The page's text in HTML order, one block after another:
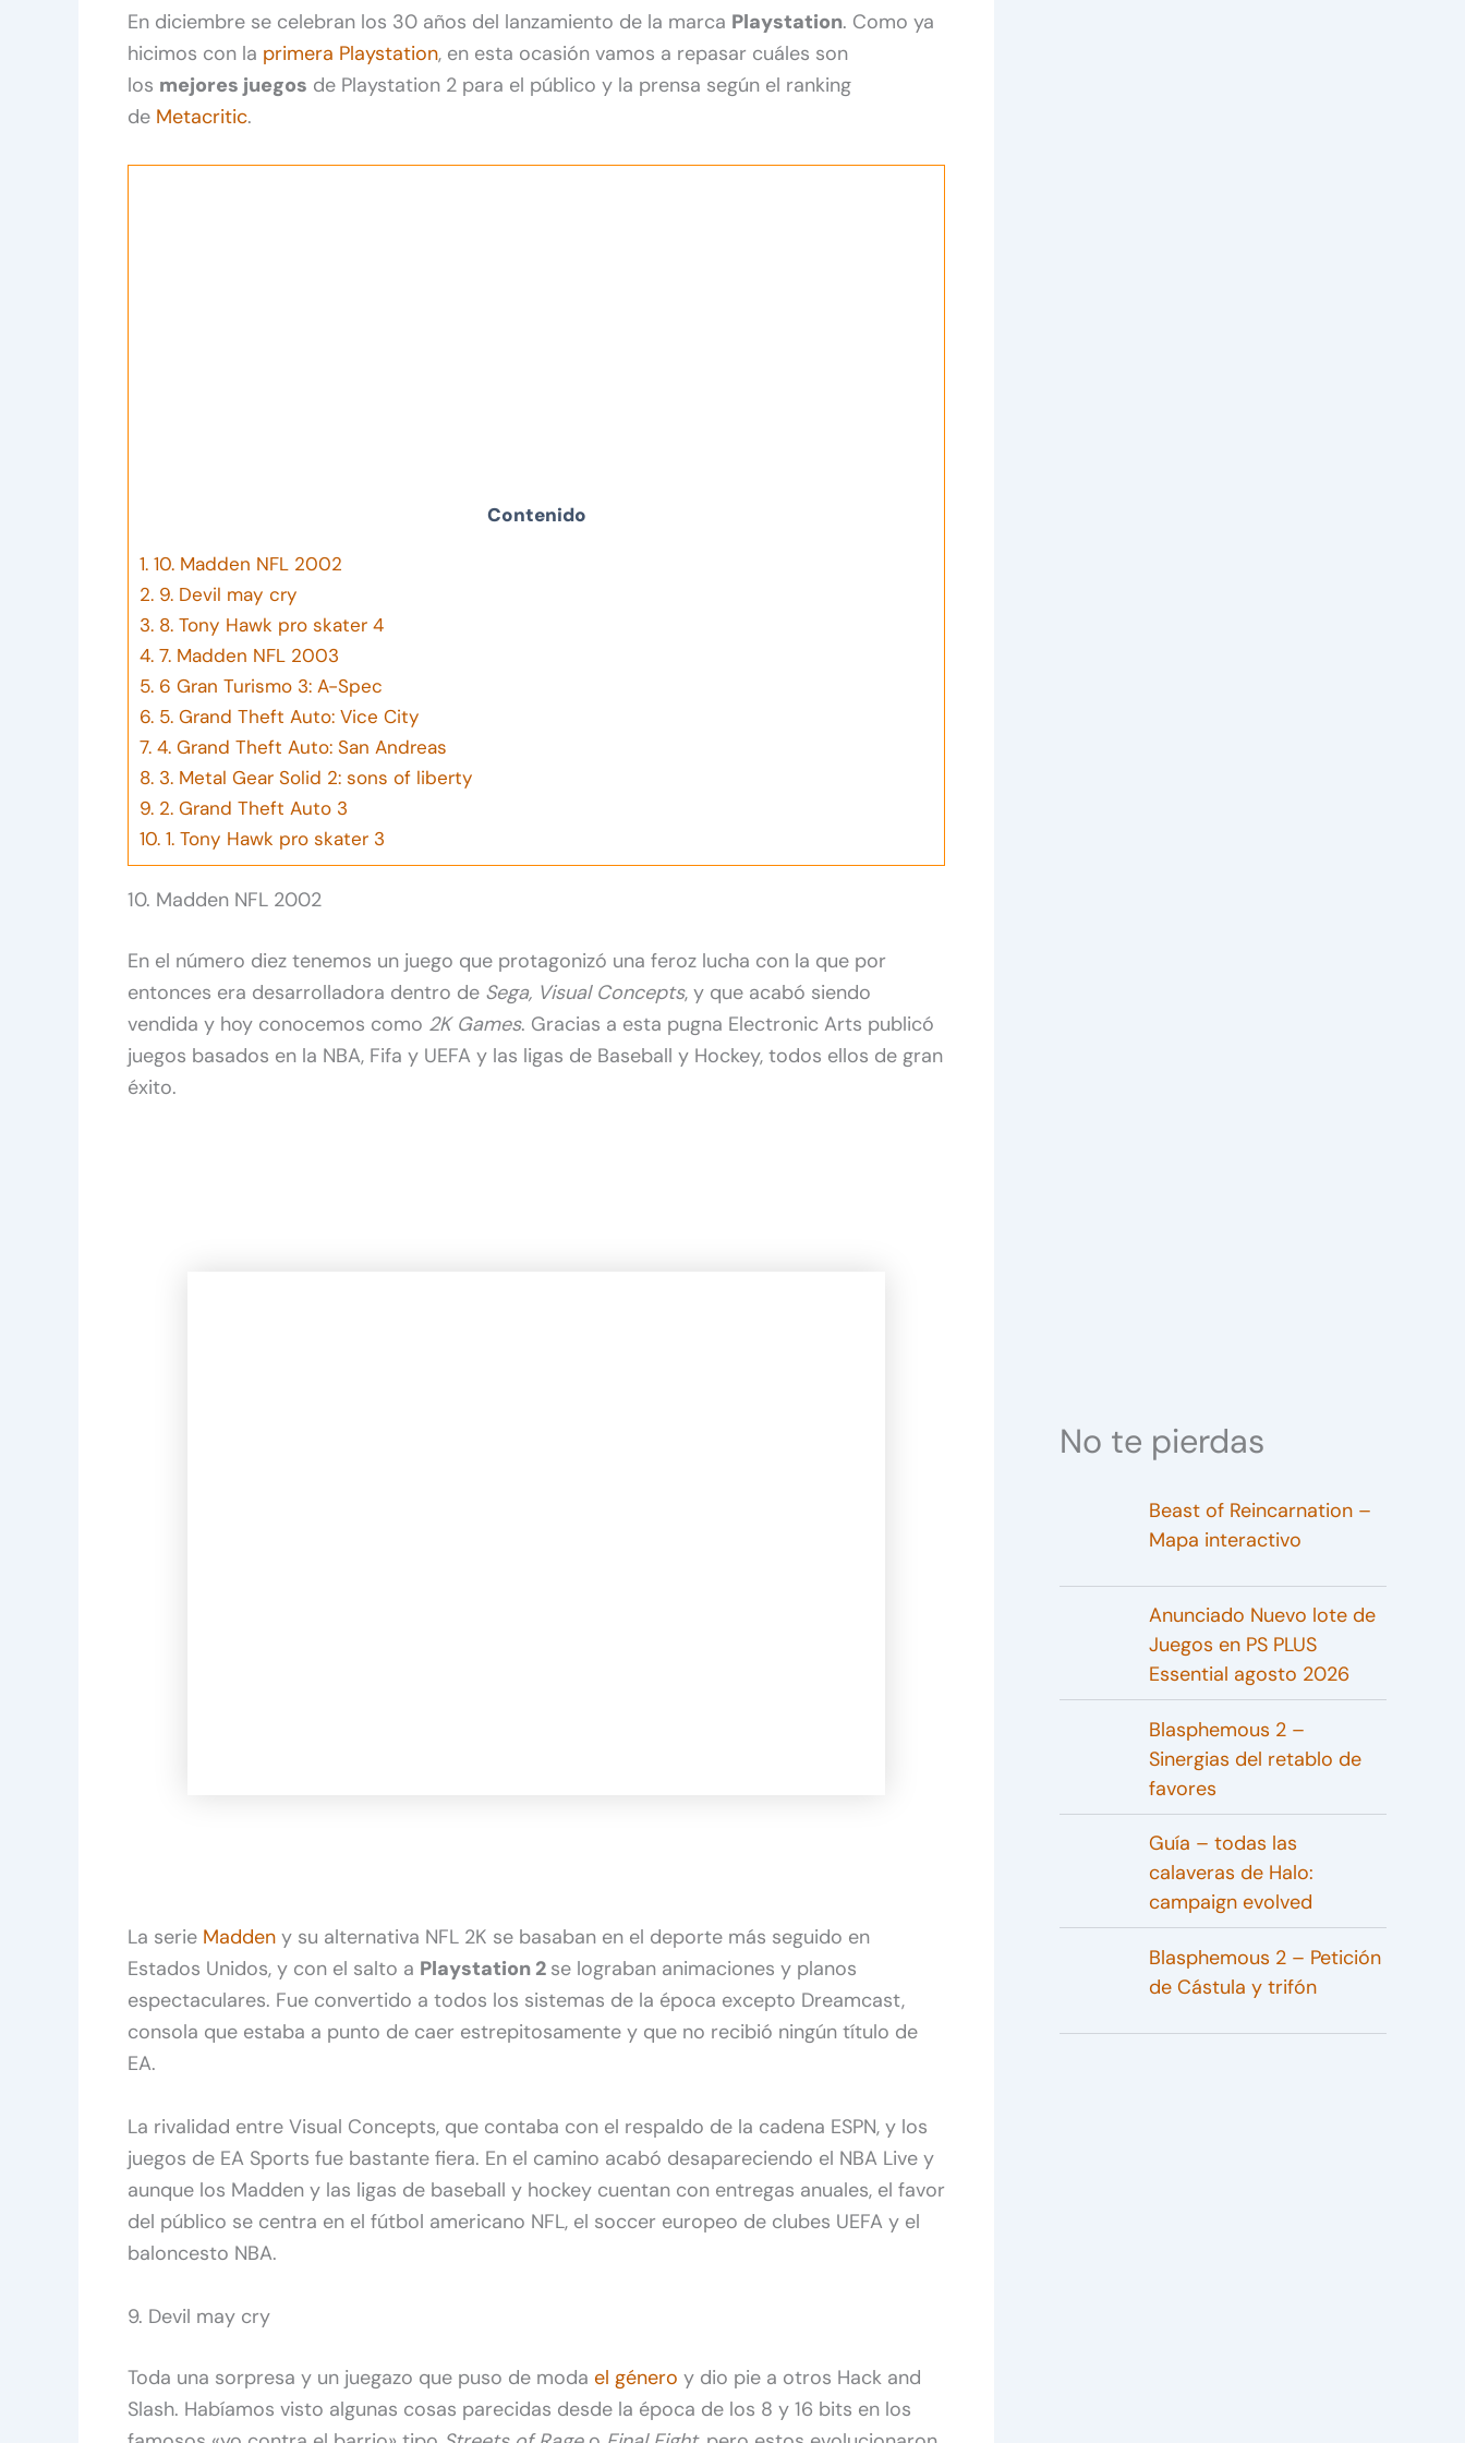
En diciembre se celebran los 30 años del lanzamiento de la marca Playstation. Como ya
hicimos con la primera Playstation, en esta ocasión vamos a repasar cuáles son
los mejores juegos de Playstation 2 para el público y la prensa según el ranking
de Metacritic.
Contenido
1. 10. Madden NFL 2002
2. 9. Devil may cry
3. 8. Tony Hawk pro skater 4
4. 7. Madden NFL 2003
5. 6 Gran Turismo 3: A-Spec
6. 5. Grand Theft Auto: Vice City
7. 4. Grand Theft Auto: San Andreas
8. 3. Metal Gear Solid 2: sons of liberty
9. 2. Grand Theft Auto 3
10. 1. Tony Hawk pro skater 3
10. Madden NFL 2002
En el número diez tenemos un juego que protagonizó una feroz lucha con la que por
entonces era desarrolladora dentro de Sega, Visual Concepts, y que acabó siendo
vendida y hoy conocemos como 2K Games. Gracias a esta pugna Electronic Arts publicó
juegos basados en la NBA, Fifa y UEFA y las ligas de Baseball y Hockey, todos ellos de gran
éxito.
La serie Madden y su alternativa NFL 2K se basaban en el deporte más seguido en
Estados Unidos, y con el salto a Playstation 2 se lograban animaciones y planos
espectaculares. Fue convertido a todos los sistemas de la época excepto Dreamcast,
consola que estaba a punto de caer estrepitosamente y que no recibió ningún título de
EA.
La rivalidad entre Visual Concepts, que contaba con el respaldo de la cadena ESPN, y los
juegos de EA Sports fue bastante fiera. En el camino acabó desapareciendo el NBA Live y
aunque los Madden y las ligas de baseball y hockey cuentan con entregas anuales, el favor
del público se centra en el fútbol americano NFL, el soccer europeo de clubes UEFA y el
baloncesto NBA.
9. Devil may cry
Toda una sorpresa y un juegazo que puso de moda el género y dio pie a otros Hack and
Slash. Habíamos visto algunas cosas parecidas desde la época de los 8 y 16 bits en los
No te pierdas
Beast of Reincarnation –
Mapa interactivo
Anunciado Nuevo lote de
Juegos en PS PLUS
Essential agosto 2026
Blasphemous 2 –
Sinergias del retablo de
favores
Guía – todas las
calaveras de Halo:
campaign evolved
Blasphemous 2 – Petición
de Cástula y trifón